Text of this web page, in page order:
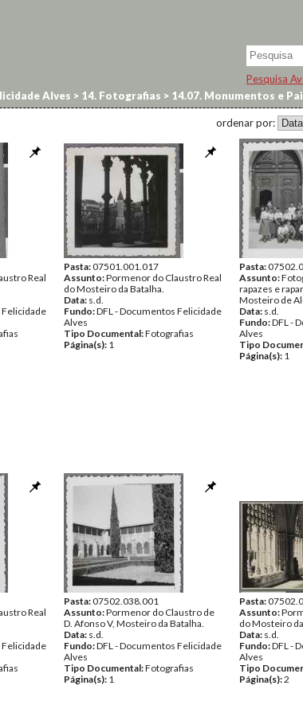
Pesquisa
Alves > 14. Fotografias > 14.07. Monumentos e
ordenar por:
Real
Felicidade
Pasta:07501.001.017
Assunto:Pormenor do Claustro Real
do Mosteiro da Batalha.
Data: s.d.
Fundo:DFL - Documentos Felicidade
Alves
Tipo Documental:Fotografias
Página(s): 1
Pasta:
Assunto:
rapazes e
Mosteiro de
Data: s.d.
Fundo:DFL -
Alves
Tipo
Página(s): 1
Real
Felicidade
Pasta:07502.038.001
Assunto:Pormenor do Claustro de
D. Afonso V, Mosteiro da Batalha.
Data: s.d.
Fundo:DFL - Documentos Felicidade
Alves
Tipo Documental:Fotografias
Página(s): 1
Pasta:
Assunto:
do Mosteiro
Data: s.d.
Fundo:DFL -
Alves
Tipo
Página(s):2